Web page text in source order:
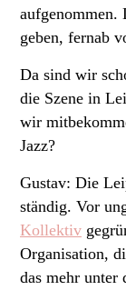
aufgenommen.
geben, fernab
Da sind wir
die Szene in
wir
Jazz?
Gustav: Die
ständig. Vor
Kollektiv
Organisation,
das mehr unter